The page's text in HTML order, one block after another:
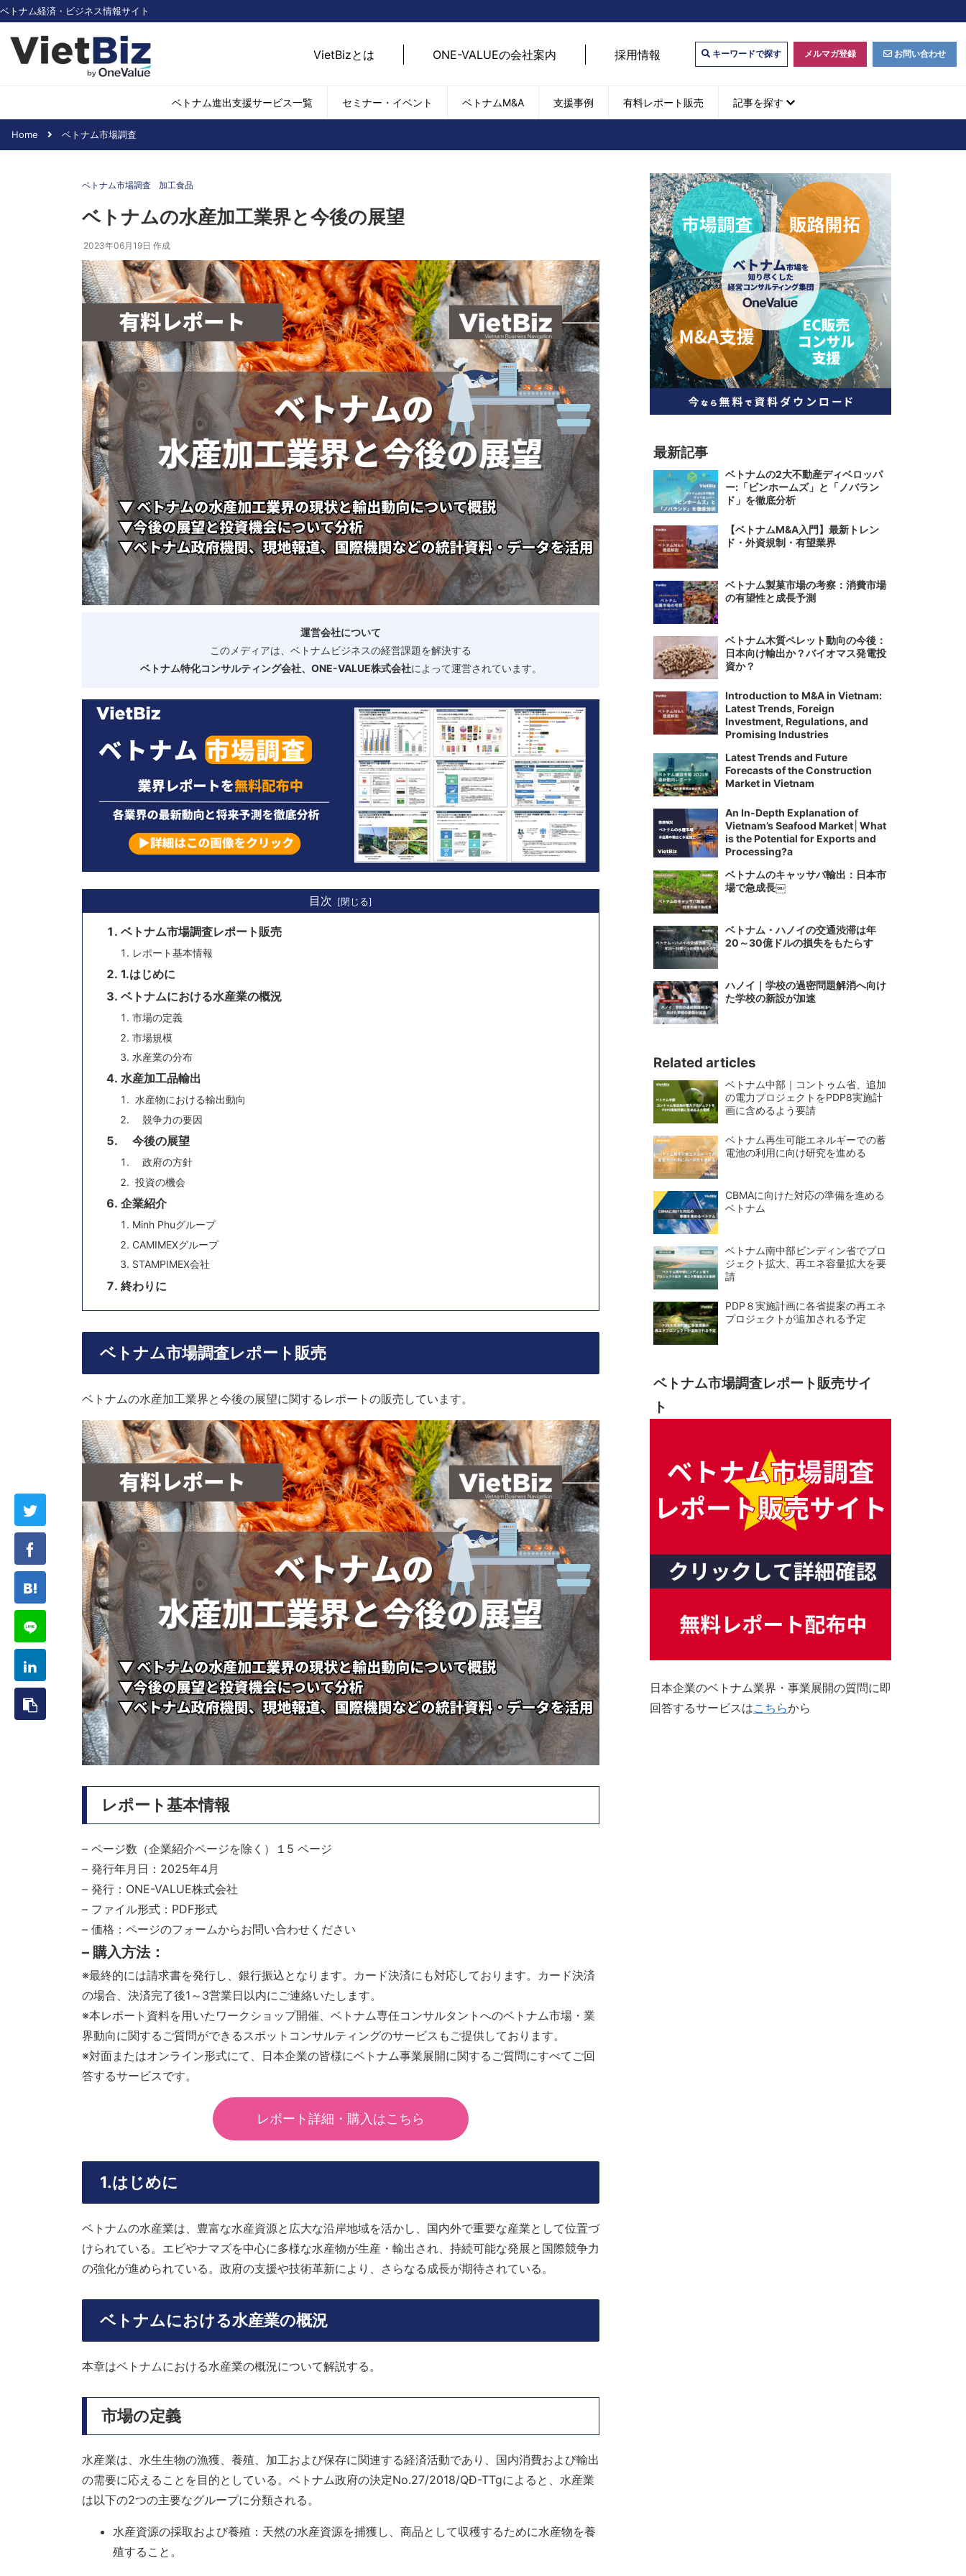
ベトナム経済・ビジネス情報サイト
VietBizとは ONE-VALUEの会社案内 採用情報 キーワードで探す メルマガ登録 お問い合わせ
ベトナム進出支援サービス一覧 セミナー・イベント ベトナムM&A 支援事例 有料レポート販売 記事を探す
日用消費・小売
デジタル経済・IT
物流・倉庫
アパレル
加工食品
化学・素材
現地パートナー探索
デジタルマーケティング・
web広告
M&A動向
ベトナム企業買収・出資
ベトナム進出
会社設立
外資規制
財務・会計
税制
補助金・助成金
ベトナム企業
ベトナム企業動向
スタートアップ企業
ベトナム人材
特定技能
高度人材・エンジニア
ベトナム一般概況
ベトナムでの生活
文化・社会
政治
ベトナムで働く・仕事 ベトナム業界地図
Home ベトナム市場調査
ベトナム市場調査 加工食品
ベトナムの水産加工業界と今後の展望
2023年06月19日 作成
運営会社について
このメディアは、ベトナムビジネスの経営課題を解決する
ベトナム特化コンサルティング会社、ONE-VALUE株式会社によって運営されています。
目次
ベトナム市場調査レポート販売
レポート基本情報
1.はじめに
ベトナムにおける水産業の概況
市場の定義
市場規模
水産業の分布
水産加工品輸出
水産物における輸出動向
競争力の要因
今後の展望
政府の方針
投資の機会
企業紹介
Minh Phuグループ
CAMIMEXグループ
STAMPIMEX会社
終わりに
ベトナム市場調査レポート販売
ベトナムの水産加工業界と今後の展望に関するレポートの販売しています。
レポート基本情報
– ページ数（企業紹介ページを除く）１5 ページ
– 発行年月日：2025年4月
– 発行：ONE-VALUE株式会社
– ファイル形式：PDF形式
– 価格：ページのフォームからお問い合わせください
– 購入方法：
※最終的には請求書を発行し、銀行振込となります。カード決済にも対応しております。カード決済
の場合、決済完了後1～3営業日以内にご連絡いたします。
※本レポート資料を用いたワークショップ開催、ベトナム専任コンサルタントへのベトナム市場・業
界動向に関するご質問ができるスポットコンサルティングのサービスもご提供しております。
※対面またはオンライン形式にて、日本企業の皆様にベトナム事業展開に関するご質問にすべてご回
答するサービスです。
レポート詳細・購入はこちら
1.はじめに
ベトナムの水産業は、豊富な水産資源と広大な沿岸地域を活かし、国内外で重要な産業として位置づ
けられている。エビやナマズを中心に多様な水産物が生産・輸出され、持続可能な発展と国際競争力
の強化が進められている。政府の支援や技術革新により、さらなる成長が期待されている。
ベトナムにおける水産業の概況
本章はベトナムにおける水産業の概況について解説する。
市場の定義
水産業は、水生生物の漁獲、養殖、加工および保存に関連する経済活動であり、国内消費および輸出
の需要に応えることを目的としている。ベトナム政府の決定No.27/2018/QĐ-TTgによると、水産業
は以下の2つの主要なグループに分類される。
水産資源の採取および養殖：天然の水産資源を捕獲し、商品として収穫するために水産物を養
殖すること。
最新記事
ベトナムの2大不動産ディベロッパ
ー:「ビンホームズ」と「ノバラン
ド」を徹底分析
【ベトナムM&A入門】最新トレン
ド・外資規制・有望業界
ベトナム製菓市場の考察：消費市場
の有望性と成長予測
ベトナム木質ペレット動向の今後：
日本向け輸出か？バイオマス発電投
資か？
Introduction to M&A in Vietnam:
Latest Trends, Foreign
Investment, Regulations, and
Promising Industries
Latest Trends and Future
Forecasts of the Construction
Market in Vietnam
An In-Depth Explanation of
Vietnam’s Seafood Market│What
is the Potential for Exports and
Processing?a
ベトナムのキャッサバ輸出：日本市
場で急成長￼
ベトナム・ハノイの交通渋滞は年
20～30億ドルの損失をもたらす
ハノイ｜学校の過密問題解消へ向け
た学校の新設が加速
Related articles
ベトナム中部｜コントゥム省、追加
の電力プロジェクトをPDP8実施計
画に含めるよう要請
ベトナム再生可能エネルギーでの蓄
電池の利用に向け研究を進める
CBMAに向けた対応の準備を進める
ベトナム
ベトナム南中部ビンディン省でプロ
ジェクト拡大、再エネ容量拡大を要
請
PDP８実施計画に各省提案の再エネ
プロジェクトが追加される予定
ベトナム市場調査レポート販売サイ
ト
日本企業のベトナム業界・事業展開の質問に即
回答するサービスはこちらから